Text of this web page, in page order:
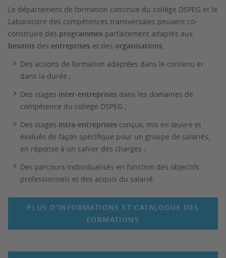
Le département de formation continue du collège DSPEG et le
Laboratoire des compétences transversales peuvent co-
construire des programmes parfaitement adaptés aux
besoins des entreprises et des organisations
Des actions de formation adaptées dans le contenu et
dans la durée ;
Des stages inter-entreprises dans les domaines de
compétence du collège DSPEG ;
Des stages intra-entreprises conçus, mis en œuvre et
évalués de façon spécifique pour un groupe de salariés,
en réponse à un cahier des charges ;
Des parcours individualisés en fonction des objectifs
professionnels et des acquis du salarié.
PLUS D'INFORMATIONS ET CATALOGUE DES
FORMATIONS